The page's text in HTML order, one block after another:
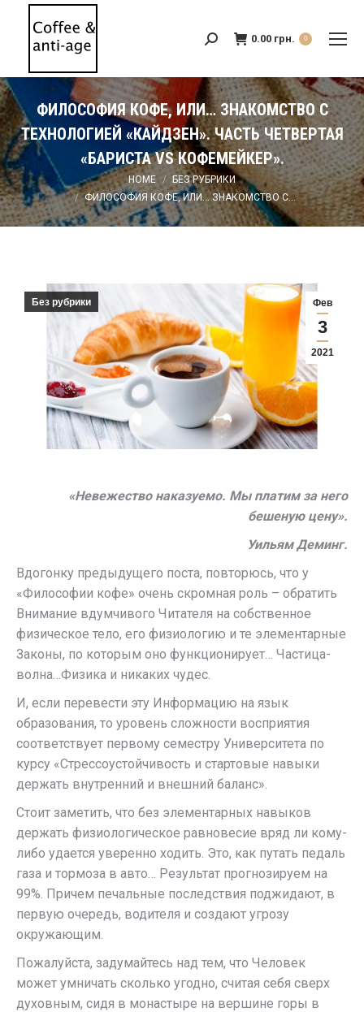
Search: 0.00 грн. 0
ФИЛОСОФИЯ КОФЕ, ИЛИ… ЗНАКОМСТВО С
ТЕХНОЛОГИЕЙ «КАЙДЗЕН». ЧАСТЬ ЧЕТВЕРТАЯ
«БАРИСТА VS КОФЕМЕЙКЕР».
You are here: HOME
БЕЗ РУБРИКИ
ФИЛОСОФИЯ КОФЕ, ИЛИ… ЗНАКОМСТВО С…
Фев
3
2021
Без рубрики
«Невежество наказуемо. Мы платим за него
бешеную цену».
Уильям Деминг.
Вдогонку предыдущего поста, повторюсь, что у
«Философии кофе» очень скромная роль – обратить
Внимание вдумчивого Читателя на собственное
физическое тело, его физиологию и те элементарные
Законы, по которым оно функционирует… Частица-
волна…Физика и никаких чудес.
И, если перевести эту Информацию на язык
образования, то уровень сложности восприятия
соответствует первому семестру Университета по
курсу «Стрессоустойчивость и стартовые навыки
держать внутренний и внешний баланс».
Стоит заметить, что без элементарных навыков
держать физиологическое равновесие вряд ли кому-
либо удается уверенно ходить. Это, как путать педаль
газа и тормоза в авто… Результат прогнозируем на
99%. Причем печальные последствия поджидают, в
первую очередь, водителя и создают угрозу
окружающим.
Пожалуйста, задумайтесь над тем, что Человек
может умничать сколько угодно, считая себя сверх
духовным, сидя в монастыре на вершине горы в